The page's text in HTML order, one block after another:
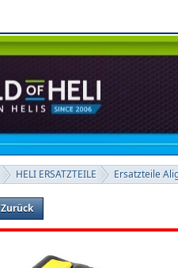
HELI ERSATZTEILE Ersatzteile
Zurück